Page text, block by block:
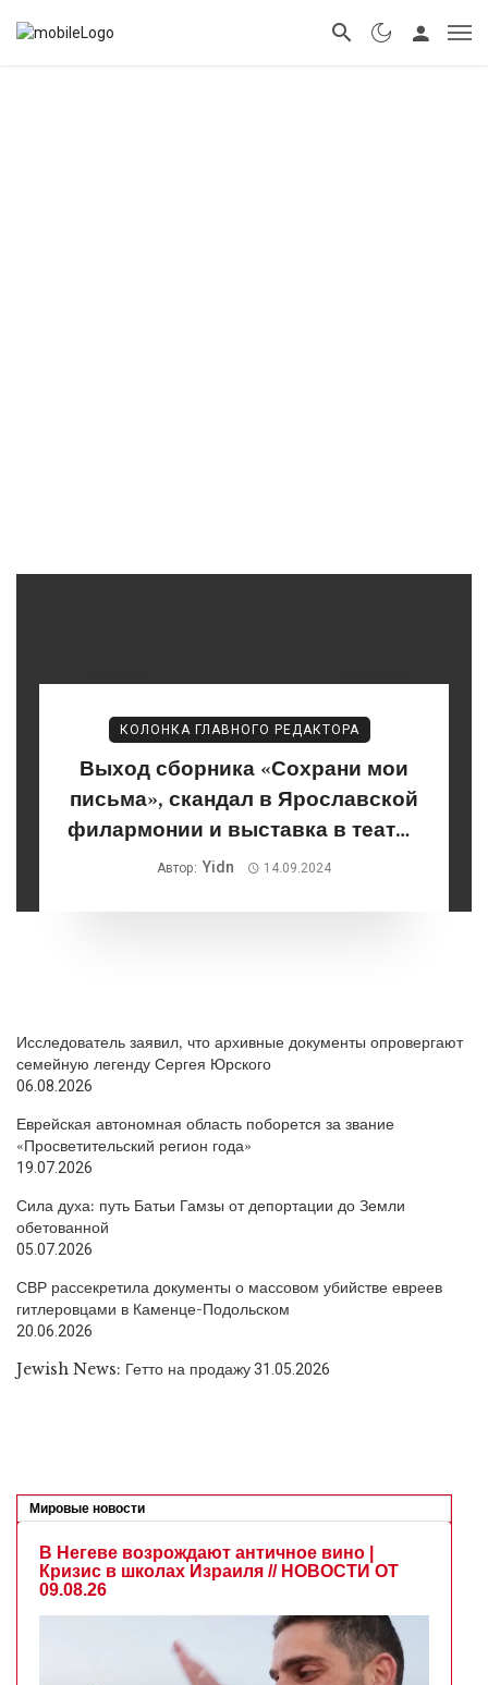
КОЛОНКА ГЛАВНОГО РЕДАКТОРА
Выход сборника «Сохрани мои
письма», скандал в Ярославской
филармонии и выставка в театре
«Шалом». Чем было богато
Автор: Yidn 14.09.2024
Исследователь заявил, что архивные документы опровергают
семейную легенду Сергея Юрского
06.08.2026
Еврейская автономная область поборется за звание
«Просветительский регион года»
19.07.2026
Сила духа: путь Батьи Гамзы от депортации до Земли
обетованной
05.07.2026
СВР рассекретила документы о массовом убийстве евреев
гитлеровцами в Каменце-Подольском
20.06.2026
Jewish News: Гетто на продажу31.05.2026